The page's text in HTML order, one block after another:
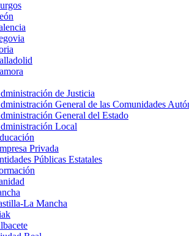
de Justicia
General de las Comunidades
General del Estado
Local
Privada
Públicas Estatales
La Mancha